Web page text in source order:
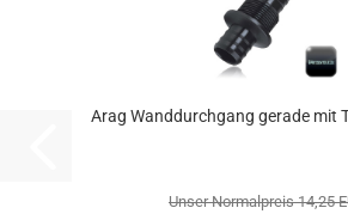
Arag Wanddurchgang gerade mit
Unser Normalpreis 14,25